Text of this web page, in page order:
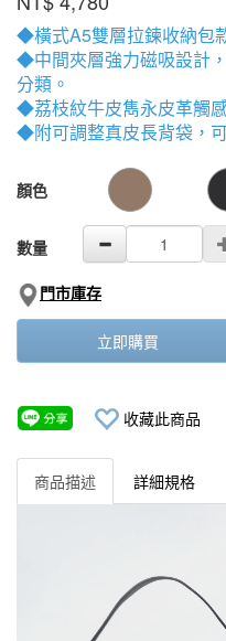
90-
0
◆橫式A5雙層拉鍊收納包
◆中間夾層強力磁吸設計
分類。
◆荔枝紋牛皮雋永皮革觸
◆附可調整真皮長背袋，
顏色
數量
門市庫存
立即購買
收藏此商品
商品描述 詳細規格